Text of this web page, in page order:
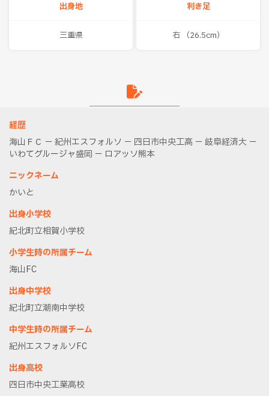
出身地
三重県
利き足
右 （26.5cm）
経歴
海山ＦＣ － 紀州エスフォルソ － 四日市中央工高 － 岐阜経済大 －
いわてグルージャ盛岡 － ロアッソ熊本
ニックネーム
かいと
出身小学校
紀北町立相賀小学校
小学生時の所属チーム
海山FC
出身中学校
紀北町立潮南中学校
中学生時の所属チーム
紀州エスフォルソFC
出身高校
四日市中央工業高校